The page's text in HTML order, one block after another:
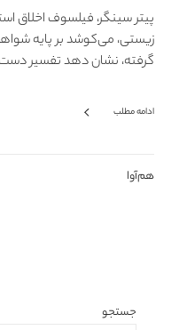
پیتر سینگر، فیلسوف اخلاق
زیستی، می‌کوشد بر پایه
گرفته، نشان دهد تفسیر دست
ادامه مطلب
هم‌آوا
جستجو